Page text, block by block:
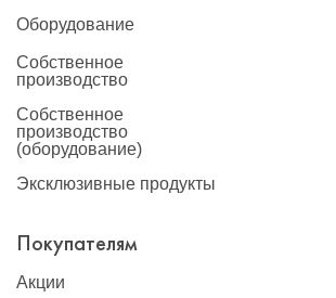
Оборудование
Собственное
производство
Собственное
производство
(оборудование)
Эксклюзивные продукты
Покупателям
Акции